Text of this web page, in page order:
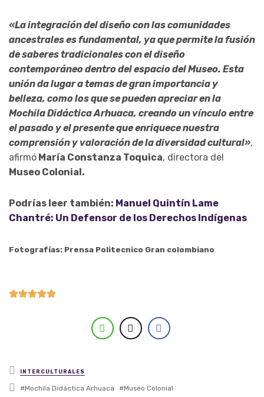
«La integración del diseño con las comunidades
ancestrales es fundamental, ya que permite la fusión
de saberes tradicionales con el diseño
contemporáneo dentro del espacio del Museo. Esta
unión da lugar a temas de gran importancia y
belleza, como los que se pueden apreciar en la
Mochila Didáctica Arhuaca, creando un vínculo entre
el pasado y el presente que enriquece nuestra
comprensión y valoración de la diversidad cultural»,
afirmó María Constanza Toquica, directora del
Museo Colonial.
Podrías leer también: Manuel Quintín Lame
Chantré: Un Defensor de los Derechos Indígenas
Fotografías: Prensa Politecnico Gran colombiano
Posted in
INTERCULTURALES
Tagged with
Mochila Didáctica Arhuaca
Museo Colonial